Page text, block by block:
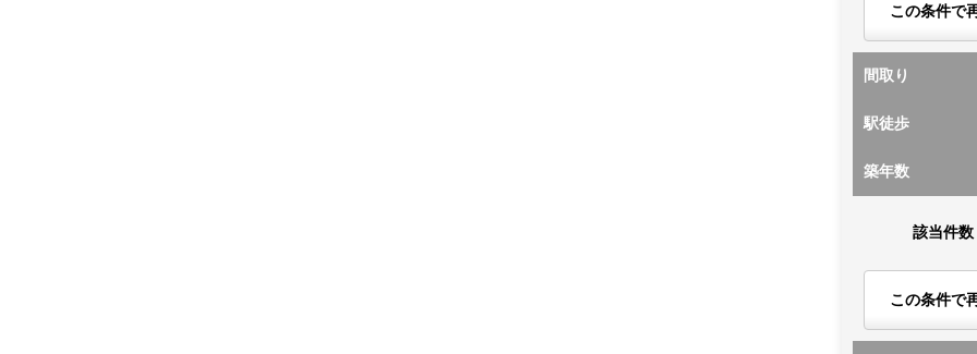
この条件で
間取り
駅徒歩
築年数
該当件数
この条件で